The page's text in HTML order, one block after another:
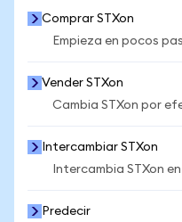
Comprar STXon
Empieza en pocos
Vender STXon
Cambia STXon por
Intercambiar STXon
Intercambia STXon
Predecir